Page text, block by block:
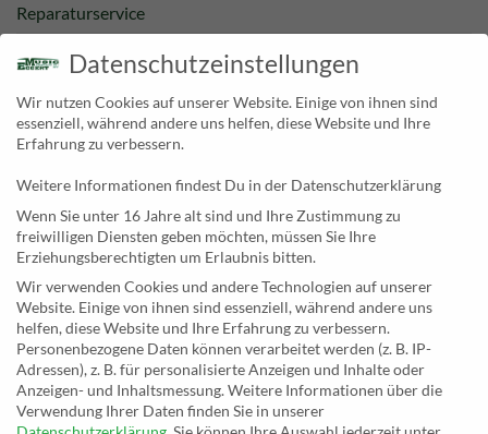
Reparaturservice
Bestpreisgarantie
Kategorien
Newsletter
KONTAKT
MusicEggert
Inh. Rolf Eggert
Paulstraße 2a
19249 Lübtheen
Datenschutzeinstellungen
Wir nutzen Cookies auf unserer Website. Einige von ihnen sind
essenziell, während andere uns helfen, diese Website und Ihre
Erfahrung zu verbessern.
Weitere Informationen findest Du in der Datenschutzerklärung
Wenn Sie unter 16 Jahre alt sind und Ihre Zustimmung zu
freiwilligen Diensten geben möchten, müssen Sie Ihre
Erziehungsberechtigten um Erlaubnis bitten.
Wir verwenden Cookies und andere Technologien auf unserer
Website. Einige von ihnen sind essenziell, während andere uns
helfen, diese Website und Ihre Erfahrung zu verbessern.
Personenbezogene Daten können verarbeitet werden (z. B. IP-
Adressen), z. B. für personalisierte Anzeigen und Inhalte oder
Anzeigen- und Inhaltsmessung.Weitere Informationen über die
Verwendung Ihrer Daten finden Sie in unserer